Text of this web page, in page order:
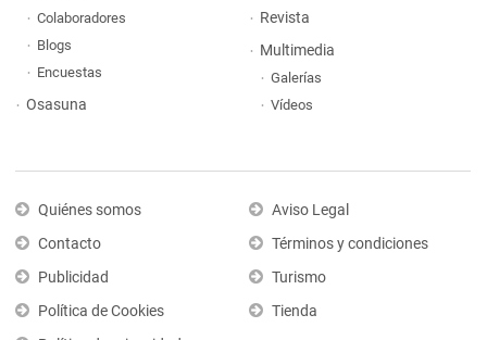
Colaboradores
Blogs
Encuestas
Osasuna
Revista
Multimedia
Galerías
Vídeos
Quiénes somos
Contacto
Publicidad
Política de Cookies
Aviso Legal
Términos y condiciones
Turismo
Tienda